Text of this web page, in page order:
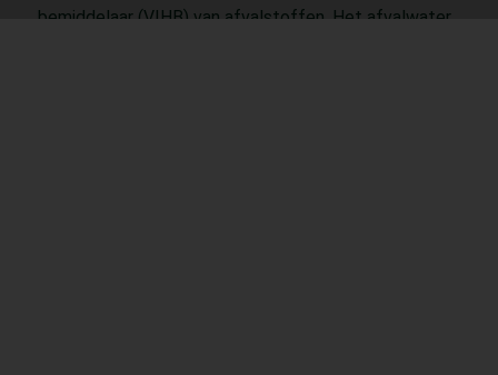
bemiddelaar (VIHB) van afvalstoffen. Het afvalwater